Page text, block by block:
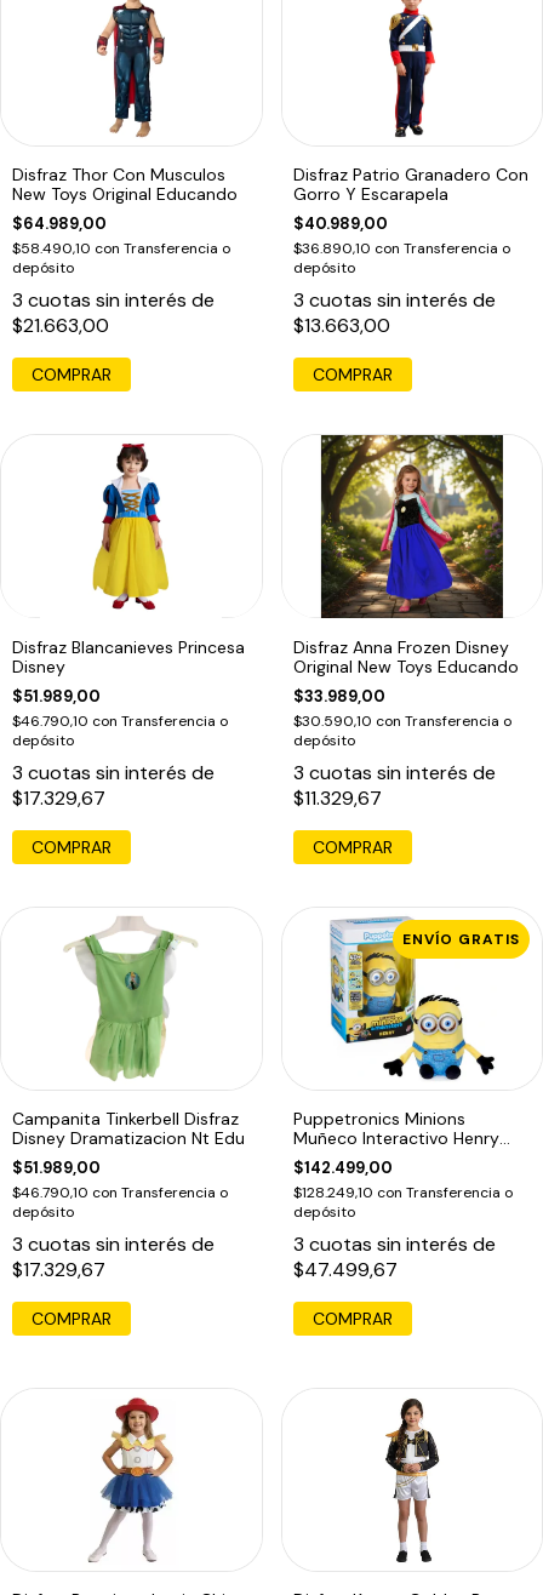
Disfraz Thor Con Musculos
New Toys Original Educando
$64.989,00
$58.490,10 con Transferencia o
depósito
3 cuotas sin interés de
$21.663,00
COMPRAR
Disfraz Patrio Granadero Con
Gorro Y Escarapela
$40.989,00
$36.890,10 con Transferencia o
depósito
3 cuotas sin interés de
$13.663,00
COMPRAR
Disfraz Blancanieves Princesa
Disney
$51.989,00
$46.790,10 con Transferencia o
depósito
3 cuotas sin interés de
$17.329,67
COMPRAR
Disfraz Anna Frozen Disney
Original New Toys Educando
$33.989,00
$30.590,10 con Transferencia o
depósito
3 cuotas sin interés de
$11.329,67
COMPRAR
Campanita Tinkerbell Disfraz
Disney Dramatizacion Nt Edu
$51.989,00
$46.790,10 con Transferencia o
depósito
3 cuotas sin interés de
$17.329,67
COMPRAR
ENVÍO GRATIS
Puppetronics Minions
Muñeco Interactivo Henry
Palm Real Fx
$142.499,00
$128.249,10 con Transferencia o
depósito
3 cuotas sin interés de
$47.499,67